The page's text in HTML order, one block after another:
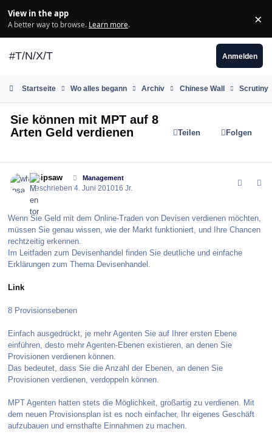
View in the app
A better way to browse. Learn more. ×
#T/N/X/T Anmelden
Startseite Wo alles begann Archiv Chinese Wall Scrutiny
Sie können mit MPT auf 8
Arten Geld verdienen
Teilen Folgen
whipsaw Management
Geschrieben4. Juni 201016 Jr.
Wenn Sie Geld mit dem Online-Traden von Devisen verdienen möchten,
müssen Sie genau wissen, wie der Markt funktioniert, und Ihre Chancen
rechtzeitig erkennen.
Im Leitfaden zum Devisenhandel finden Sie deutliche und einfache
Erklärungen zum Thema Devisenhandel.
Link
8 Provisionsebenen
Einfach ausgedrückt, je mehr Agenten Sie auf Ihrer ersten Ebene
einführen, desto mehr Agenten-Ebenen existieren, an denen Sie
Provisionen verdienen können.
Das bedeutet, dass Sie die Anzahl der Ebenen, an denen Sie
Provisionen verdienen, verdoppeln können.
MPT Agenten hatten stets die Möglichkeit, großartig zu verdienen. Mit
dem neuen Provisionsplan ist es noch einfacher, Ihr eigenes Geschäft
aufzubauen und ernsthafte Einnahmen zu machen.